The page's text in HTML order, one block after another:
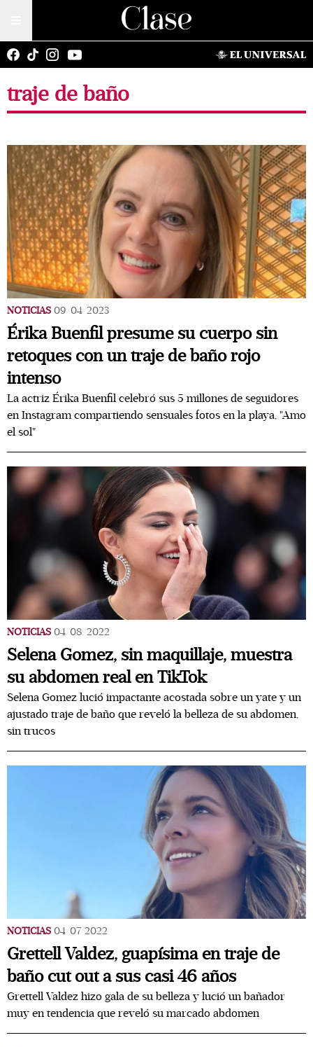
traje de baño
NOTICIAS 09/04/2023
Érika Buenfil presume su cuerpo sin
retoques con un traje de baño rojo
intenso
La actriz Érika Buenfil celebró sus 5 millones de seguidores
en Instagram compartiendo sensuales fotos en la playa, "Amo
el sol"
NOTICIAS 04/08/2022
Selena Gomez, sin maquillaje, muestra
su abdomen real en TikTok
Selena Gomez lució impactante acostada sobre un yate y un
ajustado traje de baño que reveló la belleza de su abdomen,
sin trucos
NOTICIAS 04/07/2022
Grettell Valdez, guapísima en traje de
baño cut out a sus casi 46 años
Grettell Valdez hizo gala de su belleza y lució un bañador
muy en tendencia que reveló su marcado abdomen